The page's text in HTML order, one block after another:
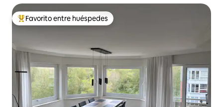
De los mejores en Favorito entre huéspedes
Favorito entre huéspedes